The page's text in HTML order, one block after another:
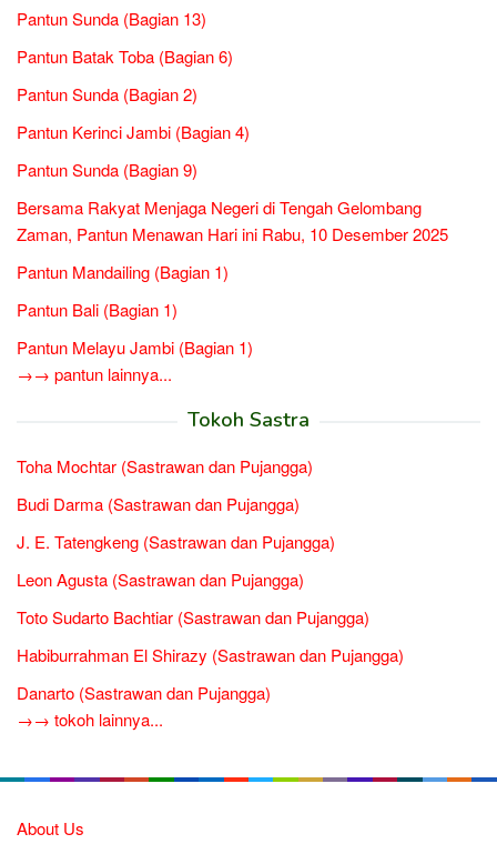
Pantun Sunda (Bagian 13)
Pantun Batak Toba (Bagian 6)
Pantun Sunda (Bagian 2)
Pantun Kerinci Jambi (Bagian 4)
Pantun Sunda (Bagian 9)
Bersama Rakyat Menjaga Negeri di Tengah Gelombang
Zaman, Pantun Menawan Hari ini Rabu, 10 Desember 2025
Pantun Mandailing (Bagian 1)
Pantun Bali (Bagian 1)
Pantun Melayu Jambi (Bagian 1)
→→ pantun lainnya...
Tokoh Sastra
Toha Mochtar (Sastrawan dan Pujangga)
Budi Darma (Sastrawan dan Pujangga)
J. E. Tatengkeng (Sastrawan dan Pujangga)
Leon Agusta (Sastrawan dan Pujangga)
Toto Sudarto Bachtiar (Sastrawan dan Pujangga)
Habiburrahman El Shirazy (Sastrawan dan Pujangga)
Danarto (Sastrawan dan Pujangga)
→→ tokoh lainnya...
About Us